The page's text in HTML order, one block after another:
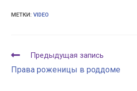
МЕТКИ:VIDEO
Еще
Предыдущая запись
Права роженицы в роддоме​